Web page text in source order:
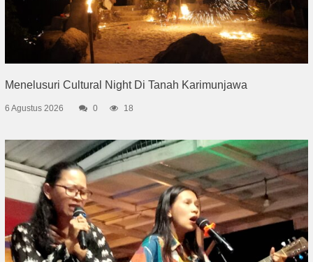
Menelusuri Cultural Night Di Tanah Karimunjawa
6 Agustus 2026 0 18